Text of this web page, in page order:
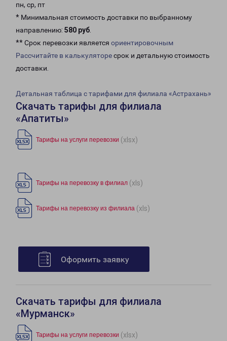
пн, ср, пт
* Минимальная стоимость доставки по выбранному
направлению: 580 руб.
** Срок перевозки является ориентировочным
Рассчитайте в калькуляторесрок и детальную стоимость
доставки.
Детальная таблица с тарифами для филиала «Астрахань»
Скачать тарифы для филиала
«Апатиты»
Тарифы на услуги перевозки (xlsx)
Тарифы на перевозку в филиал (xls)
Тарифы на перевозку из филиала (xls)
Оформить заявку
Скачать тарифы для филиала
«Мурманск»
Тарифы на услуги перевозки (xlsx)